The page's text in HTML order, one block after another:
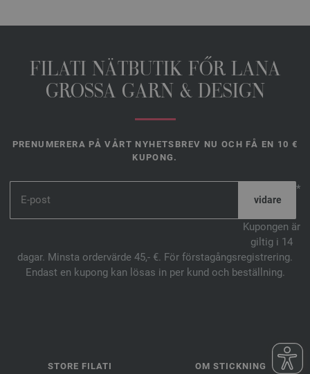
FILATI NÄTBUTIK FŐR LANA
GROSSA GARN & DESIGN
PRENUMERERA PÅ VÅRT NYHETSBREV NU OCH FÅ EN 10 €
KUPONG.
*
Kupongen är
giltig i 14
dagar. Minsta ordervärde 45,- €. För förstagångsregistrering.
Endast en kupong kan lösas in per kund och beställning.
STORE FILATI OM STICKNING